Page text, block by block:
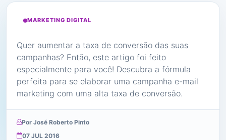
MARKETING DIGITAL
Quer aumentar a taxa de conversão das suas
campanhas? Então, este artigo foi feito
especialmente para você! Descubra a fórmula
perfeita para se elaborar uma campanha e-mail
marketing com uma alta taxa de conversão.
Por José Roberto Pinto
07 JUL 2016